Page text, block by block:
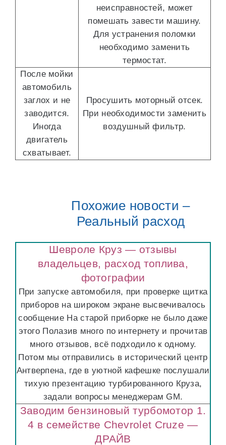
неисправностей, может
помешать завести машину.
Для устранения поломки
необходимо заменить
термостат.
После мойки
автомобиль
заглох и не
заводится.
Иногда
двигатель
схватывает.
Просушить моторный отсек.
При необходимости заменить
воздушный фильтр.
Похожие новости –
Реальный расход
Шевроле Круз — отзывы
владельцев, расход топлива,
фотографии
При запуске автомобиля, при проверке щитка
приборов на широком экране высвечивалось
сообщение На старой приборке не было даже
этого Полазив много по интернету и прочитав
много отзывов, всё подходило к одному.
Потом мы отправились в исторический центр
Антверпена, где в уютной кафешке послушали
тихую презентацию турбированного Круза,
задали вопросы менеджерам GM.
Заводим бензиновый турбомотор 1.
4 в семействе Chevrolet Cruze —
ДРАЙВ